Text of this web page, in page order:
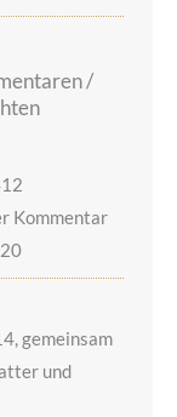
/
Kommentar
gemeinsam
und